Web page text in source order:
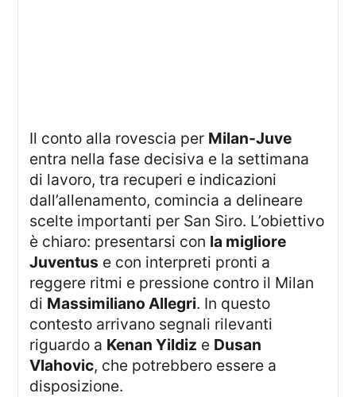
Il conto alla rovescia per Milan-Juve
entra nella fase decisiva e la settimana
di lavoro, tra recuperi e indicazioni
dall’allenamento, comincia a delineare
scelte importanti per San Siro. L’obiettivo
è chiaro: presentarsi con la migliore
Juventus e con interpreti pronti a
reggere ritmi e pressione contro il Milan
di Massimiliano Allegri. In questo
contesto arrivano segnali rilevanti
riguardo a Kenan Yildiz e Dusan
Vlahovic, che potrebbero essere a
disposizione.